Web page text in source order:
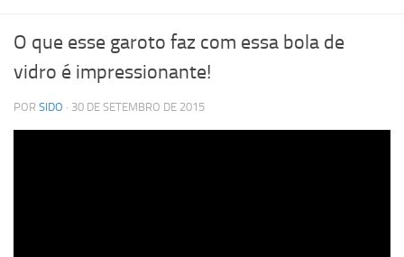
O que esse garoto faz com essa bola de
vidro é impressionante!
POR SIDO · 30 DE SETEMBRO DE 2015